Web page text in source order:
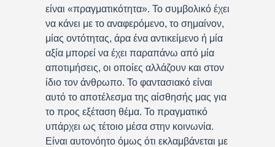
είναι «πραγματικότητα». Το συμβολικό έχει
να κάνει με το αναφερόμενο, το σημαίνον,
μίας οντότητας, άρα ένα αντικείμενο ή μία
αξία μπορεί να έχει παραπάνω από μία
αποτιμήσεις, οι οποίες αλλάζουν και στον
ίδιο τον άνθρωπο. Το φαντασιακό είναι
αυτό το αποτέλεσμα της αίσθησής μας για
το προς εξέταση θέμα. Το πραγματικό
υπάρχει ως τέτοιο μέσα στην κοινωνία.
Είναι αυτονόητο όμως ότι εκλαμβάνεται με